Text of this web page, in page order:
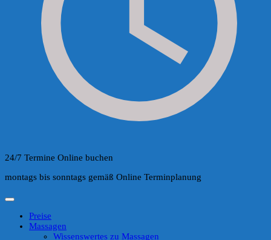
24/7 Termine Online buchen
montags bis sonntags gemäß Online Terminplanung
Preise
Massagen
Wissenswertes zu Massagen